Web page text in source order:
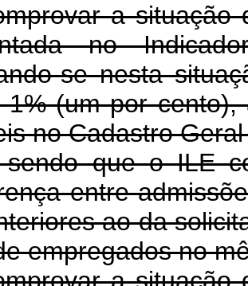
a situação
no
se nesta
1% (um por
no Cadastro
sendo que o ILE
entre
ao da
empregados no